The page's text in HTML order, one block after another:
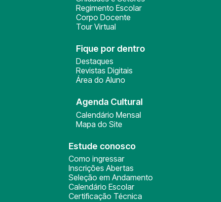
Regimento Escolar
Corpo Docente
Tour Virtual
Fique por dentro
Destaques
Revistas Digitais
Área do Aluno
Agenda Cultural
Calendário Mensal
Mapa do Site
Estude conosco
Como ingressar
Inscrições Abertas
Seleção em Andamento
Calendário Escolar
Certificação Técnica